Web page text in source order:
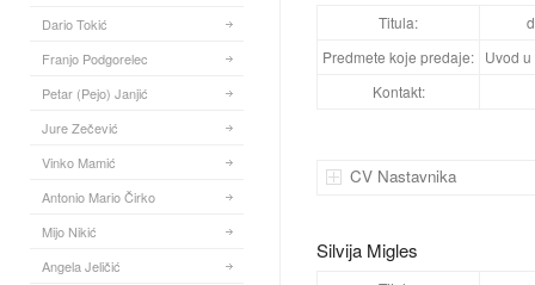
Titula:
Predmete koje predaje: Uvod
Kontakt:
CV Nastavnika
Silvija Migles
Dario Tokić
Franjo Podgorelec
Petar (Pejo) Janjić
Jure Zečević
Vinko Mamić
Antonio Mario Čirko
Mijo Nikić
Angela Jeličić